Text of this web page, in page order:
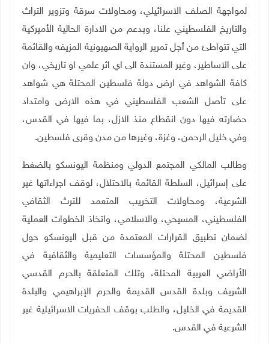
لمواجهة الصلف الاسرائيلي، ومحاولات سرقة وتزوير التراث
والتاريخ الفلسطيني علنا، وبدعم من الادارة الحالية الأميركية
التي تتواطئ من أجل تمرير الرواية الصهيونية المزيفه والقائمة
على الاساطير، وغير المستندة الى اي اثر علمي او تاريخي، وان
كافة الشواهد في ارض دولة فلسطين المحتلة هي شواهد
على تأصل الشعب الفلسطيني في هذه الارض وامتداد
حضارته فيها دون انقطاع منذ الازل، بما فيها في القدس،
وفي خليل الرحمن، وغزة، وغيرها من مدن وقرى فلسطين.
وطالب المالكي المجتمع الدولي ومنظمة اليونسكو بالضغط
على إسرائيل، السلطة القائمة بالاحتلال، لوقف اجراءاتها غير
الشرعية، ومحاولات التخريب المتعمد للترث الثقافي
الفلسطيني، المسيحي، والاسلامي، واتخاذ الخطوات العملية
لضمان تطبيق القرارات المعتمدة من قبل اليونسكو حول
فلسطين المحتلة والمؤسسات التعليمية والثقافية في
الأراضي العربية المحتلة، وتلك المتعلقة بالحرم القدسي
الشريف وبلدة القدس القديمة والحرم الإبراهيمي والبلدة
القديمة في الخليل، والطلب بوقف الحفريات الاسرائيلية غير
الشرعية في القدس.